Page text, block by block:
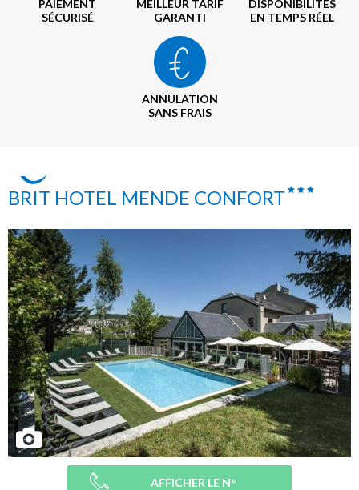
PAIEMENT
SÉCURISÉ
MEILLEUR TARIF
GARANTI
DISPONIBILITÉS
EN TEMPS RÉEL
ANNULATION
SANS FRAIS
BRIT HOTEL MENDE CONFORT
AFFICHER LE N°